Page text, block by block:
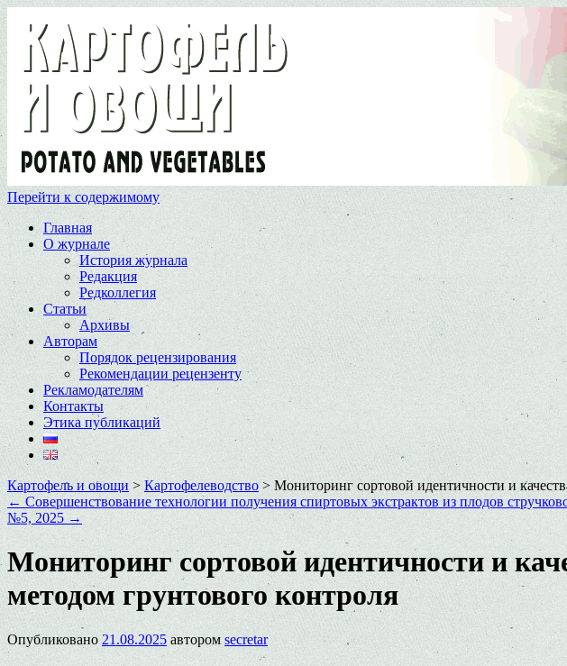
Перейти к содержимому
Главная
О журнале
История журнала
Редакция
Редколлегия
Статьи
Архивы
Авторам
Порядок рецензирования
Рекомендации рецензенту
Рекламодателям
Контакты
Этика публикаций
Картофель и овощи > Картофелеводство >Мониторинг сортовой идентичности и
← Совершенствование технологии получения спиртовых экстрактов из плодов
№5, 2025 →
Мониторинг сортовой идентичности и
методом грунтового контроля
Опубликовано 21.08.2025 автором secretar